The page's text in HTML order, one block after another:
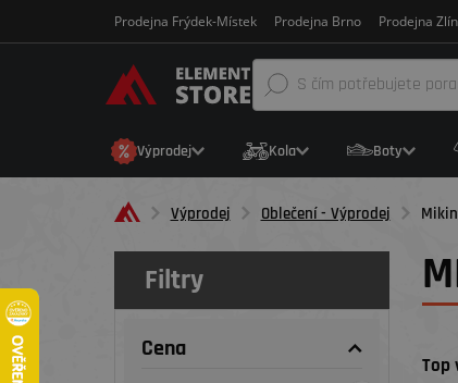
Prodejna Frýdek-Místek Prodejna Brno Prodejna Zlín
Výprodej Kola Boty
Výprodej Oblečení - Výprodej
Filtry
Cena
Top